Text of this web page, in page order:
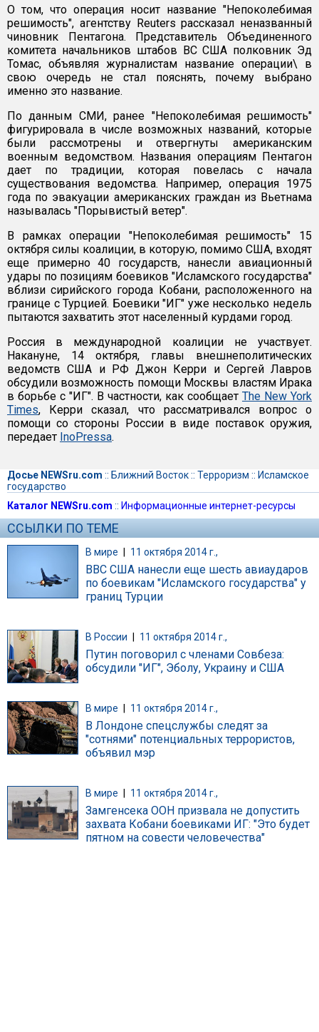
О том, что операция носит название "Непоколебимая
решимость", агентству Reuters рассказал неназванный
чиновник Пентагона. Представитель Объединенного
комитета начальников штабов ВС США полковник Эд
Томас, объявляя журналистам название операции\ в
свою очередь не стал пояснять, почему выбрано
именно это название.
По данным СМИ, ранее "Непоколебимая решимость"
фигурировала в числе возможных названий, которые
были рассмотрены и отвергнуты американским
военным ведомством. Названия операциям Пентагон
дает по традиции, которая повелась с начала
существования ведомства. Например, операция 1975
года по эвакуации американских граждан из Вьетнама
называлась "Порывистый ветер".
В рамках операции "Непоколебимая решимость" 15
октября силы коалиции, в которую, помимо США, входят
еще примерно 40 государств, нанесли авиационный
удары по позициям боевиков "Исламского государства"
вблизи сирийского города Кобани, расположенного на
границе с Турцией. Боевики "ИГ" уже несколько недель
пытаются захватить этот населенный курдами город.
Россия в международной коалиции не участвует.
Накануне, 14 октября, главы внешнеполитических
ведомств США и РФ Джон Керри и Сергей Лавров
обсудили возможность помощи Москвы властям Ирака
в борьбе с "ИГ". В частности, как сообщает The New York
Times, Керри сказал, что рассматривался вопрос о
помощи со стороны России в виде поставок оружия,
передает InoPressa.
Досье NEWSru.com :: Ближний Восток:: Терроризм :: Исламское
государство
Каталог NEWSru.com :: Информационные интернет-ресурсы
ССЫЛКИ ПО ТЕМЕ
В мире | 11 октября 2014 г.,
ВВС США нанесли еще шесть авиаударов
по боевикам "Исламского государства" у
границ Турции
В России 11 октября 2014 г.,
Путин поговорил с членами Совбеза:
обсудили "ИГ", Эболу, Украину и США
В мире 11 октября 2014 г.,
В Лондоне спецслужбы следят за
"сотнями" потенциальных террористов,
объявил мэр
В мире 11 октября 2014 г.,
Замгенсека ООН призвала не допустить
захвата Кобани боевиками ИГ: "Это будет
пятном на совести человечества"